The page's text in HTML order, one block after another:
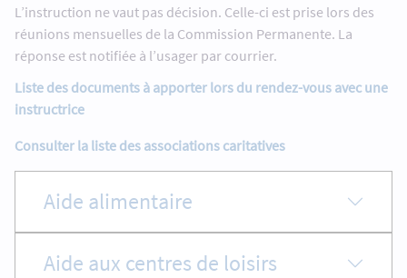
L’instruction ne vaut pas décision. Celle-ci est prise lors des
réunions mensuelles de la Commission Permanente. La
réponse est notifiée à l’usager par courrier.
Liste des documents à apporter lors du rendez-vous avec une
instructrice
Consulter la liste des associations caritatives
Aide alimentaire
Aide aux centres de loisirs